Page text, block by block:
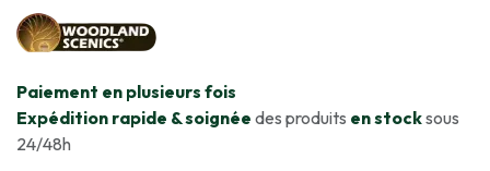
​Paiement en plusieurs fois
Expédition rapide & soignée des produits en stocksous
24/48h